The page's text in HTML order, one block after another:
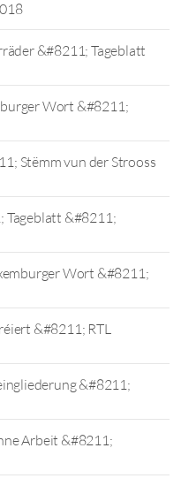
&#8211; Tageblatt
Wort &#8211;
Stëmm vun der Strooss
Tageblatt &#8211;
Wort &#8211;
&#8211; RTL
&#8211;
Arbeit &#8211;